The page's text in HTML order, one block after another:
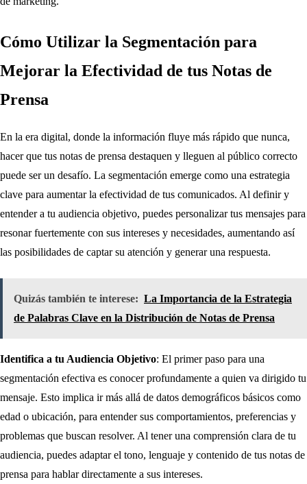
Cómo Utilizar la Segmentación para
Mejorar la Efectividad de tus Notas de
Prensa
En la era digital, donde la información fluye más rápido que nunca,
hacer que tus notas de prensa destaquen y lleguen al público correcto
puede ser un desafío. La segmentación emerge como una estrategia
clave para aumentar la efectividad de tus comunicados. Al definir y
entender a tu audiencia objetivo, puedes personalizar tus mensajes para
resonar fuertemente con sus intereses y necesidades, aumentando así
las posibilidades de captar su atención y generar una respuesta.
Quizás también te interese: La Importancia de la Estrategia
de Palabras Clave en la Distribución de Notas de Prensa
Identifica a tu Audiencia Objetivo: El primer paso para una
segmentación efectiva es conocer profundamente a quien va dirigido tu
mensaje. Esto implica ir más allá de datos demográficos básicos como
edad o ubicación, para entender sus comportamientos, preferencias y
problemas que buscan resolver. Al tener una comprensión clara de tu
audiencia, puedes adaptar el tono, lenguaje y contenido de tus notas de
prensa para hablar directamente a sus intereses.